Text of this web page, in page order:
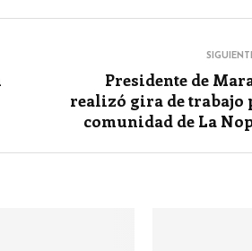
Presidente de
realizó gira de trabajo
comunidad de La